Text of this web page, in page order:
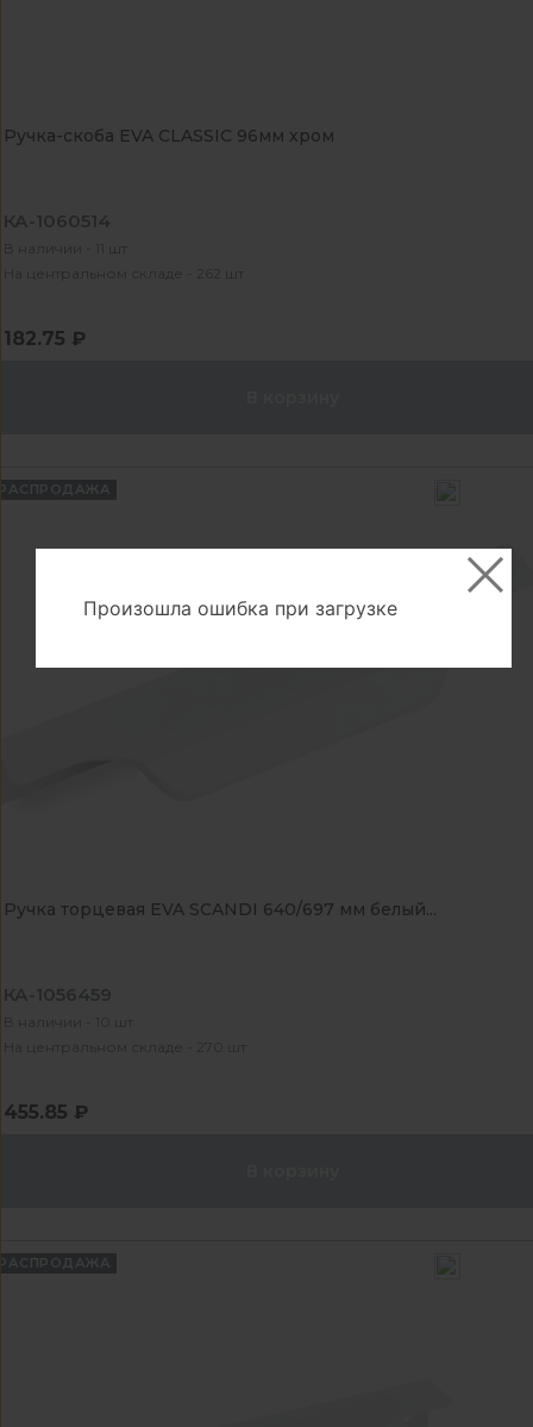
Ручка-скоба EVA CLASSIC 96мм хром
КА-1060514
В наличии - 11 шт
На центральном складе - 262 шт
182.75 ₽
Ручка торцевая EVA SCANDI 640/697 мм белый...
КА-1056459
В наличии - 10 шт
На центральном складе - 270 шт
455.85 ₽
Произошла ошибка при загрузке